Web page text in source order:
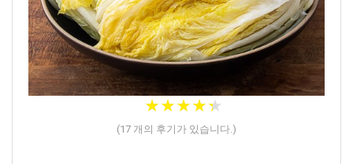
★★★★★
★★★★★
(17 개의 후기가 있습니다.)